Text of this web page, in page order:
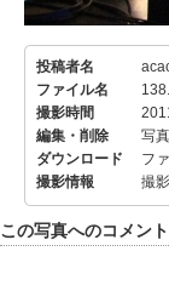
投稿者名
ファイル名
撮影時間
編集・削除
写
ダウンロード
フ
撮影情報
撮
この写真へのコメント